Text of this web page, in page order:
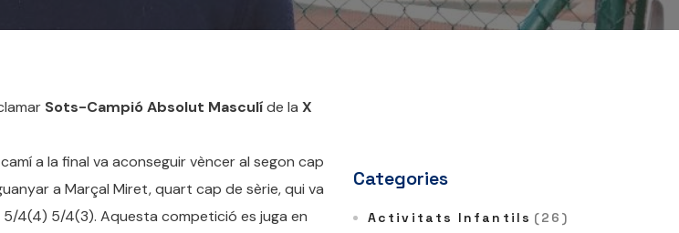
Sots-Campió Absolut Masculíde la X
a la final va aconseguir vèncer al segon cap
a Marçal Miret, quart cap de sèrie, qui va
5/4(4) 5/4(3). Aquesta competició es juga en
Categories
Activitats Infantils (26)